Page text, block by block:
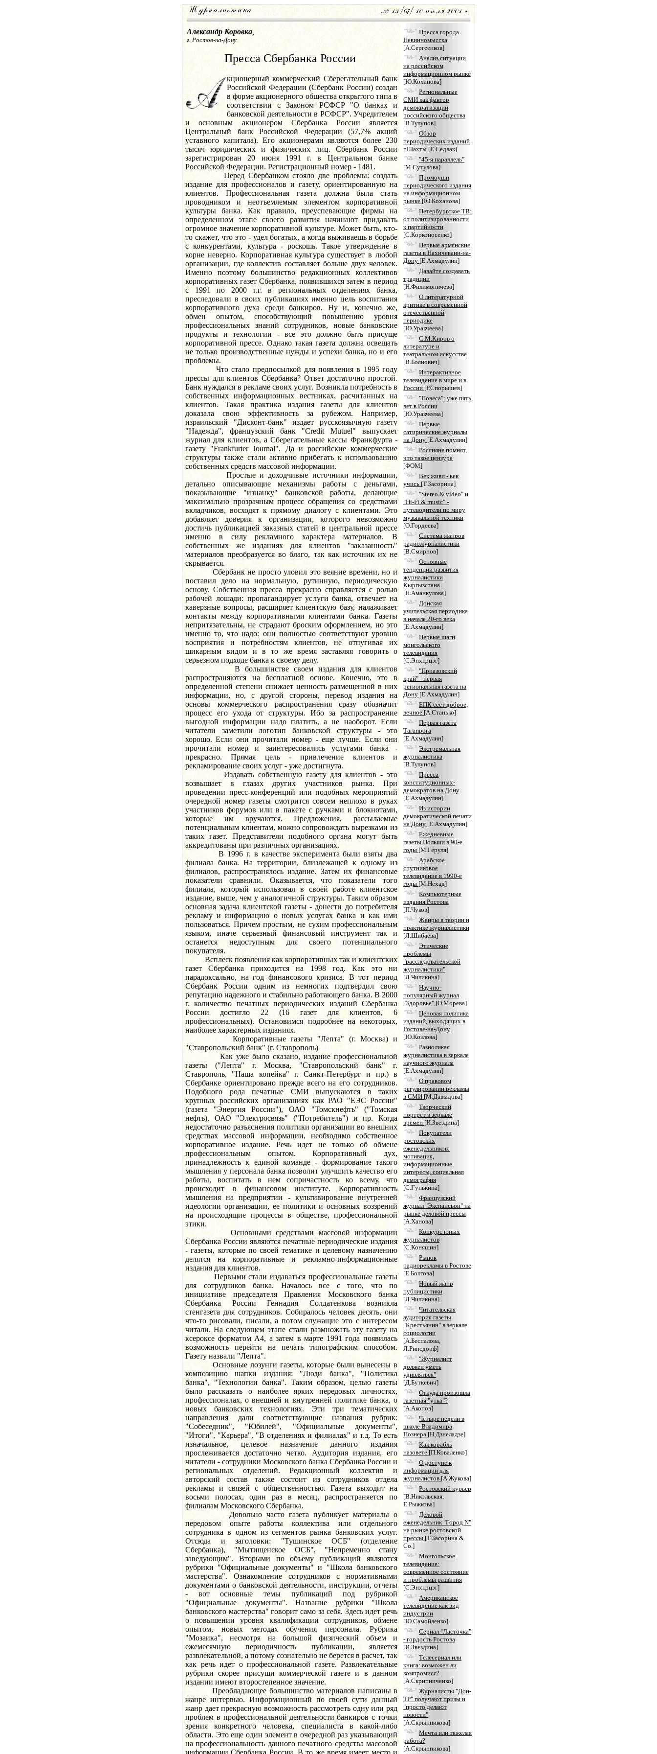
Александр Коровка
г. Ростов-на-Дону
Пресса Сбербанка России
кционерный коммерческий Сберегательный банк
Российской Федерации (Сбербанк России) создан
в форме акционерного общества открытого типа в
соответствии с Законом РСФСР "О банках и
банковской деятельности в РСФСР". Учредителем
и основным акционером Сбербанка России является
Центральный банк Российской Федерации (57,7% акций
уставного капитала). Его акционерами являются более 230
тысяч юридических и физических лиц. Сбербанк России
зарегистрирован 20 июня 1991 г. в Центральном банке
Российской Федерации. Регистрационный номер - 1481.
Перед Сбербанком стояло две проблемы: создать
издание для профессионалов и газету, ориентированную на
клиентов. Профессиональная газета должна была стать
проводником и неотъемлемым элементом корпоративной
культуры банка. Как правило, преуспевающие фирмы на
определенном этапе своего развития начинают придавать
огромное значение корпоративной культуре. Может быть, кто-
то скажет, что это - удел богатых, а когда выживаешь в борьбе
с конкурентами, культура - роскошь. Такое утверждение в
корне неверно. Корпоративная культура существует в любой
организации, где коллектив составляет больше двух человек.
Именно поэтому большинство редакционных коллективов
корпоративных газет Сбербанка, появившихся затем в период
с 1991 по 2000 г.г. в региональных отделениях банка,
преследовали в своих публикациях именно цель воспитания
корпоративного духа среди банкиров. Ну и, конечно же,
обмен опытом, способствующий повышению уровня
профессиональных знаний сотрудников, новые банковские
продукты и технологии - все это должно быть присуще
корпоративной прессе. Однако такая газета должна освещать
не только производственные нужды и успехи банка, но и его
проблемы.
Что стало предпосылкой для появления в 1995 году
прессы для клиентов Сбербанка? Ответ достаточно простой.
Банк нуждался в рекламе своих услуг. Возникла потребность в
собственных информационных вестниках, расчитанных на
клиентов. Такая практика издания газеты для клиентов
доказала свою эффективность за рубежом. Например,
израильский "Дисконт-банк" издает русскоязычную газету
"Надежда", французский банк "Credit Mutuel" выпускает
журнал для клиентов, а Сберегательные кассы Франкфурта -
газету "Frankfurter Journal". Да и российские коммерческие
структуры также стали активно прибегать к использованию
собственных средств массовой информации.
Простые и доходчивые источники информации,
детально описывающие механизмы работы с деньгами,
показывающие "изнанку" банковской работы, делающие
максимально прозрачным процесс обращения со средствами
вкладчиков, восходят к прямому диалогу с клиентами. Это
добавляет доверия к организации, которого невозможно
достичь публикацией заказных статей в центральной прессе
именно в силу рекламного характера материалов. В
собственных же изданиях для клиентов "заказанность"
материалов преобразуется во благо, так как источник их не
скрывается.
Сбербанк не просто уловил это веяние времени, но и
поставил дело на нормальную, рутинную, периодическую
основу. Собственная пресса прекрасно справляется с ролью
рабочей лошади: пропагандирует услуги банка, отвечает на
каверзные вопросы, расширяет клиентскую базу, налаживает
контакты между корпоративными клиентами банка. Газеты
непритязательны, не страдают броским оформлением, но это
именно то, что надо: они полностью соответствуют уровню
восприятия и потребностям клиентов, не отпугивая их
шикарным видом и в то же время заставляя говорить о
серьезном подходе банка к своему делу.
В большинстве своем издания для клиентов
распространяются на бесплатной основе. Конечно, это в
определенной степени снижает ценность размещенной в них
информации, но, с другой стороны, перевод издания на
основы коммерческого распространения сразу обозначит
процесс его ухода от структуры. Ибо за распространение
выгодной информации надо платить, а не наоборот. Если
читатели заметили логотип банковской структуры - это
хорошо. Если они прочитали номер - еще лучше. Если они
прочитали номер и заинтересовались услугами банка -
прекрасно. Прямая цель - привлечение клиентов и
рекламирование своих услуг - уже достигнута.
Издавать собственную газету для клиентов - это
возвышает в глазах других участников рынка. При
проведении пресс-конференций или подобных мероприятий
очередной номер газеты смотрится совсем неплохо в руках
участников форумов или в пакете с ручками и блокнотами,
которые им вручаются. Предложения, рассылаемые
потенциальным клиентам, можно сопровождать вырезками из
таких газет. Представители подобного органа могут быть
аккредитованы при различных организациях.
В 1996 г. в качестве эксперимента были взяты два
филиала банка. На территории, близлежащей к одному из
филиалов, распространялось издание. Затем их финансовые
показатели сравнили. Оказывается, что показатели того
филиала, который использовал в своей работе клиентское
издание, выше, чем у аналогичной структуры. Таким образом
основная задача клиентской газеты - донести до потребителя
рекламу и информацию о новых услугах банка и как ими
пользоваться. Причем простым, не сухим профессиональным
языком, иначе серьезный финансовый инструмент так и
останется недоступным для своего потенциального
покупателя.
Всплеск появления как корпоративных так и клиентских
газет Сбербанка приходится на 1998 год. Как это ни
парадоксально, на год финансового кризиса. В тот период
Сбербанк России одним из немногих подтвердил свою
репутацию надежного и стабильно работающего банка. В 2000
г. количество печатных периодических изданий Сбербанка
России достигло 22 (16 газет для клиентов, 6
профессиональных). Остановимся подробнее на некоторых,
наиболее характерных изданиях.
Корпоративные газеты "Лепта" (г. Москва) и
"Ставропольский банк" (г. Ставрополь)
Как уже было сказано, издание профессиональной
газеты ("Лепта" г. Москва, "Ставропольский банк" г.
Ставрополь, "Наша копейка" г. Санкт-Петербург и пр.) в
Сбербанке ориентировано прежде всего на его сотрудников.
Подобного рода печатные СМИ выпускаются в таких
крупных российских организациях как РАО "ЕЭС России"
(газета "Энергия России"), ОАО "Томскнефть" ("Томская
нефть), ОАО "Электросвязь" ("Потребитель") и пр. Когда
недостаточно разъяснения политики организации во внешних
средствах массовой информации, необходимо собственное
корпоративное издание. Речь идет не только об обмене
профессиональным опытом. Корпоративный дух,
принадлежность к единой команде - формирование такого
мышления у персонала банка позволит улучшить качество его
работы, воспитать в нем сопричастность ко всему, что
происходит в финансовом институте. Корпоративность
мышления на предприятии - культивирование внутренней
идеологии организации, ее политики и основных воззрений
на происходящие процессы в обществе, профессиональной
этики.
Основными средствами массовой информации
Сбербанка России являются печатные периодические издания
- газеты, которые по своей тематике и целевому назначению
делятся на корпоративные и рекламно-информационные
издания для клиентов.
Первыми стали издаваться профессиональные газеты
для сотрудников банка. Началось все с того, что по
инициативе председателя Правления Московского банка
Сбербанка России Геннадия Солдатенкова возникла
стенгазета для сотрудников. Собиралось человек десять, они
что-то рисовали, писали, а потом служащие это с интересом
читали. На следующем этапе стали размножать эту газету на
ксероксе форматом А4, а затем в марте 1991 года появилась
возможность перейти на печать типографским способом.
Газету назвали "Лепта".
Основные лозунги газеты, которые были вынесены в
композицию шапки издания: "Люди банка", "Политика
банка", "Технологии банка". Таким образом, целью газеты
было рассказать о наиболее ярких передовых личностях,
профессионалах, о внешней и внутренней политике банка, о
новых банковских технологиях. Эти три тематических
направления дали соответствующие названия рубрик:
"Собеседник", "Юбилей", "Официальные документы",
"Итоги", "Карьера", "В отделениях и филиалах" и т.д. То есть
изначальное, целевое назначение данного издания
прослеживается достаточно четко. Аудитория издания, его
читатели - сотрудники Московского банка Сбербанка России и
региональных отделений. Редакционный коллектив и
авторский состав также состоит из сотрудников отдела
рекламы и связей с общественностью. Газета выходит на
восьми полосах, один раз в месяц, распространяется по
филиалам Московского Сбербанка.
Довольно часто газета публикует материалы о
передовом опыте работы коллектива или отдельного
сотрудника в одном из сегментов рынка банковских услуг.
Отсюда и заголовки: "Тушинское ОСБ" (отделение
Сбербанка), "Мытищенское ОСБ", "Непременно стану
заведующим". Вторыми по объему публикаций являются
рубрики "Официальные документы" и "Школа банковского
мастерства". Ознакомление сотрудников с нормативными
документами о банковской деятельности, инструкции, отчеты
- вот основные темы публикаций под рубрикой
"Официальные документы". Название рубрики "Школа
банковского мастерства" говорит само за себя. Здесь идет речь
о повышении уровня квалификации сотрудников, обмене
опытом, новых методах обучения персонала. Рубрика
"Мозаика", несмотря на большой физический объем и
ежемесячную периодичность публикации, является
развлекательной, а потому сознательно не берется в расчет, так
как речь идет о профессиональной газете. Развлекательные
рубрики скорее присущи коммерческой газете и в данном
издании имеют второстепенное значение.
Преобладающее большинство материалов написаны в
жанре интервью. Информационный по своей сути данный
жанр дает прекрасную возможность рассмотреть одну или ряд
проблем в профессиональной деятельности банкиров с точки
зрения конкретного человека, специалиста в какой-либо
области. Это еще один элемент в очередной раз указывающий
на профессиональность данного печатного средства массовой
информации Сбербанка России. В то же время имеет место и
Пресса города
Невинномысска
[А.Сергеенков]
Анализ ситуации
на российском
информационном рынке
[Ю.Коханова]
Региональные
СМИ как фактор
демократизации
российского общества
[В.Тулупов]
Обзор
периодических изданий
г.Шахты [Е.Седлак]
"45-я параллель"
[М.Сутулова]
Промоушн
периодического издания
на информационном
рынке [Ю.Коханова]
Петербургское ТВ:
от политизированности
к партийности
[С.Корконосенко]
Первые армянские
газеты в Нахичевани-на-
Дону [Е.Ахмадулин]
Давайте создавать
традиции
[Н.Филимоничева]
О литературной
критике в современной
отечественной
периодике
[Ю.Уракчеева]
С.М.Киров о
литературе и
театральном искусстве
[В.Боянович]
Интерактивное
телевидение в мире и в
России [Р.Спорышев]
"Повеса": уже пять
лет в России
[Ю.Уракчеева]
Первые
сатирические журналы
на Дону [Е.Ахмадулин]
Россияне помнят,
что такое цензура
[ФОМ]
Век живи - век
учись [Т.Засорина]
"Stereo & video" и
"Hi-Fi & music" -
путеводители по миру
музыкальной техники
[О.Гордеева]
Система жанров
радиожурналистики
[В.Смирнов]
Основные
тенденции развития
журналистики
Кыргызстана
[Н.Аманкулова]
Донская
учительская периодика
в начале 20-го века
[Е.Ахмадулин]
Первые шаги
монгольского
телевидения
[С.Энхцэцэг]
"Приазовский
край" - первая
региональная газета на
Дону [Е.Ахмадулин]
ЕПК сеет доброе,
вечное [А.Станько]
Первая газета
Таганрога
[Е.Ахмадулин]
Экстремальная
журналистика
[В.Тулупов]
Пресса
конституционных-
демократов на Дону
[Е.Ахмадулин]
Из истории
демократической печати
на Дону [Е.Ахмадулин]
Ежедневные
газеты Польши в 90-е
годы [М.Геруля]
Арабское
спутниковое
телевидение в 1990-е
годы [М.Нехад]
Компьютерные
издания Ростова
[П.Чуков]
Жанры в теории и
практике журналистики
[Л.Шибаева]
Этические
проблемы
"расследовательской
журналистики"
[Л.Чиликина]
Научно-
популярный журнал
"Здоровье" [О.Морева]
Ценовая политика
изданий, выходящих в
Ростове-на-Дону
[Ю.Козлова]
Разноликая
журналистика в зеркале
научного журнала
[Е.Ахмадулин]
О правовом
регулировании рекламы
в СМИ [М.Давыдова]
Творческий
портрет в зеркале
времен [И.Звездина]
Покупатели
ростовских
еженедельников:
мотивация,
информационные
интересы, социальная
демография
[С.Гунькина]
Французский
журнал "Экспансьон" на
рынке деловой прессы
[А.Ханова]
Конкурс юных
журналистов
[С.Коняшин]
Рынок
радиорекламы в Ростове
[Е.Болгова]
Новый жанр
публицистики
[Л.Чиликина]
Читательская
аудитория газеты
"Крестьянин" в зеркале
социологии
[А.Беспалова,
Л.Ринсдорф]
"Журналист
должен уметь
удивляться"
[Д.Буткевич]
Откуда произошла
газетная "утка"?
[А.Акопов]
Четыре недели в
школе Владимира
Познера [Н.Дзнеладзе]
Как корабль
назовете [П.Коваленко]
О доступе к
информации для
журналистов [А.Жукова]
Ростовский курьер
[В.Никольская,
Е.Рыжкова]
Деловой
еженедельник "Город N"
на рынке ростовской
прессы [Т.Засорина &
Co.]
Монгольское
телевидение:
современное состояние
и проблемы развития
[С.Энхцэцэг]
Американское
телевидение как вид
индустрии
[Ю.Самойленко]
Сериал "Ласточка"
- гордость Ростова
[И.Звездина]
Телесериал или
книга: возможен ли
компромисс?
[А.Скрипниченко]
Журналисты "Дон-
ТР" получают призы и
"просто делают
новости"
[А.Скрынникова]
Мечта или тяжелая
работа?
[А.Скрынникова]